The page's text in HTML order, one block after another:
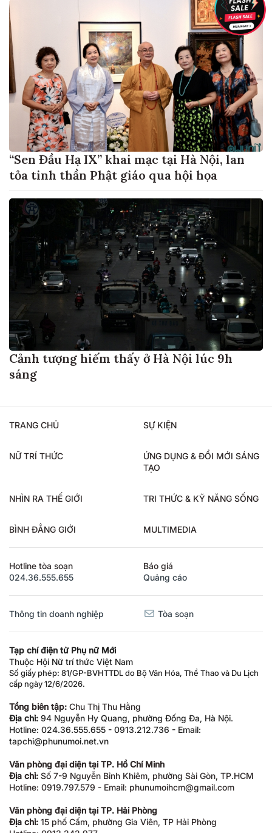
“Sen Đầu Hạ IX” khai mạc tại Hà Nội, lan
tỏa tinh thần Phật giáo qua hội họa
Cảnh tượng hiếm thấy ở Hà Nội lúc 9h
sáng
TRANG CHỦ SỰ KIỆN
NỮ TRÍ THỨC
ỨNG DỤNG & ĐỔI MỚI SÁNG
TẠO
NHÌN RA THẾ GIỚI TRI THỨC & KỸ NĂNG SỐNG
BÌNH ĐẲNG GIỚI MULTIMEDIA
Hotline tòa soạn
024.36.555.655
Báo giá
Quảng cáo
Thông tin doanh nghiệp Tòa soạn
Tạp chí điện tử Phụ nữ Mới
Thuộc Hội Nữ trí thức Việt Nam
Số giấy phép: 81/GP-BVHTTDL do Bộ Văn Hóa, Thể Thao và Du Lịch
cấp ngày 12/6/2026.
Tổng biên tập: Chu Thị Thu Hằng
Địa chỉ: 94 Nguyễn Hy Quang, phường Đống Đa, Hà Nội.
Hotline: 024.36.555.655 - 0913.212.736 - Email:
tapchi@phunumoi.net.vn
Văn phòng đại diện tại TP. Hồ Chí Minh
Địa chỉ: Số 7-9 Nguyễn Bỉnh Khiêm, phường Sài Gòn, TP.HCM
Hotline: 0919.797.579 - Email: phunumoihcm@gmail.com
Văn phòng đại diện tại TP. Hải Phòng
Địa chỉ: 15 phố Cấm, phường Gia Viên, TP Hải Phòng